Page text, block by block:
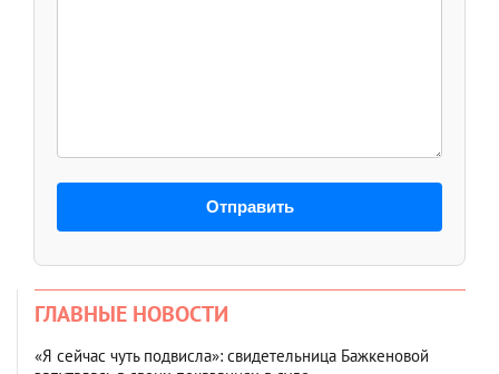
Отправить
ГЛАВНЫЕ НОВОСТИ
«Я сейчас чуть подвисла»: свидетельница Бажкеновой